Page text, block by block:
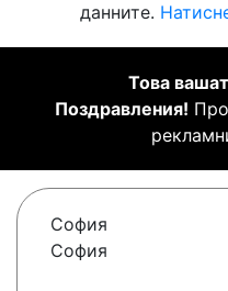
данните.
Това
Поздравления!
София
София